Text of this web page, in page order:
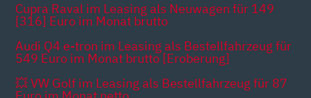
Cupra Raval im Leasing als Neuwagen für 149
[316] Euro im Monat brutto
Audi Q4 e-tron im Leasing als Bestellfahrzeug für
549 Euro im Monat brutto [Eroberung]
💥 VW Golf im Leasing als Bestellfahrzeug für 87